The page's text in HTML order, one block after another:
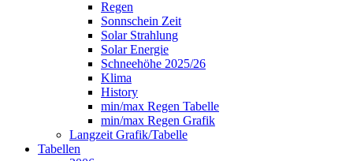
Regen
Sonnschein Zeit
Solar Strahlung
Solar Energie
Schneehöhe 2025/26
Klima
History
min/max Regen Tabelle
min/max Regen Grafik
Langzeit Grafik/Tabelle
Tabellen